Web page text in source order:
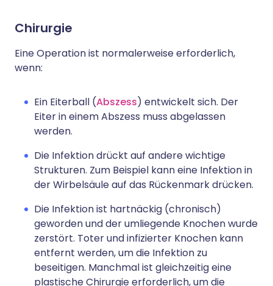
Chirurgie
Eine Operation ist normalerweise erforderlich,
wenn:
Ein Eiterball (Abszess) entwickelt sich. Der
Eiter in einem Abszess muss abgelassen
werden.
Die Infektion drückt auf andere wichtige
Strukturen. Zum Beispiel kann eine Infektion in
der Wirbelsäule auf das Rückenmark drücken.
Die Infektion ist hartnäckig (chronisch)
geworden und der umliegende Knochen wurde
zerstört. Toter und infizierter Knochen kann
entfernt werden, um die Infektion zu
beseitigen. Manchmal ist gleichzeitig eine
plastische Chirurgie erforderlich, um die